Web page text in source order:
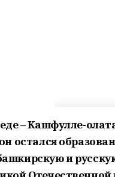
– Кашфулле-
остался
и